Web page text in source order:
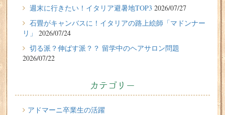
2026/07/27
週末に行きたい！イタリア避暑地TOP3
2026/07/24
石畳がキャンバスに！イタリアの路上絵師「マドンナー
リ」
切る派？伸ばす派？？ 留学中のヘアサロン問題
2026/07/20
週末に行きたい！イタリア避暑地TOP3 2026/07/27
石畳がキャンバスに！イタリアの路上絵師「マドンナー
リ」
2026/07/24
切る派？伸ばす派？？ 留学中のヘアサロン問題
2026/07/22
カテゴリー
アドマーニ卒業生の活躍